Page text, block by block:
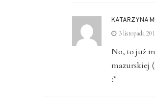
KATARZYNA
3 listopada
No, to już
mazurskiej
:*